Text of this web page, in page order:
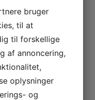
ophold som
bruger
til at
til forskellige
af annoncering,
oplysninger
og